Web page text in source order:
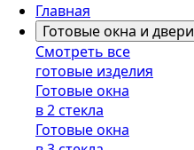
Главная
Готовые окна и двери
Смотреть все
готовые изделия
Готовые окна
в 2 стекла
Готовые окна